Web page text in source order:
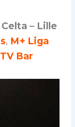
Celta – Lille
, M+ Liga
Bar